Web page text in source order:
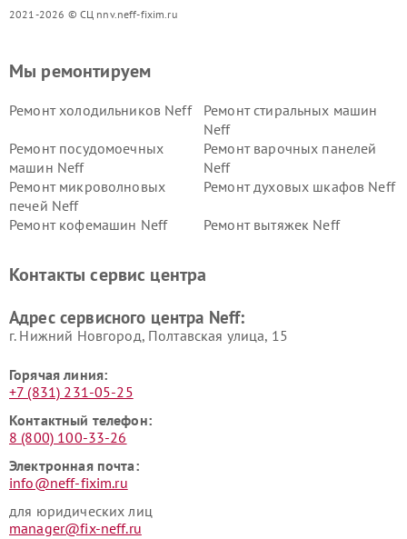
2021-2026 © СЦ nnv.neff-fixim.ru
Мы ремонтируем
Ремонт холодильников Neff
Ремонт стиральных машин
Neff
Ремонт посудомоечных
машин Neff
Ремонт варочных панелей
Neff
Ремонт микроволновых
печей Neff
Ремонт духовых шкафов Neff
Ремонт кофемашин Neff Ремонт вытяжек Neff
Контакты сервис центра
Адрес сервисного центра Neff:
г. Нижний Новгород, Полтавская улица, 15
Горячая линия:
+7 (831) 231-05-25
Контактный телефон:
8 (800) 100-33-26
Электронная почта:
info@neff-fixim.ru
для юридических лиц
manager@fix-neff.ru